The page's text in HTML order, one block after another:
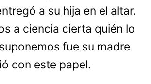
a su hija en el altar.
a ciencia cierta quién lo
fue su madre
con este papel.